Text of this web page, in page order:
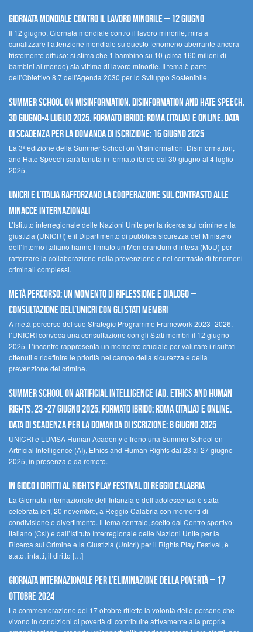
Giornata mondiale contro il lavoro minorile – 12 giugno
Il 12 giugno, Giornata mondiale contro il lavoro minorile, mira a
canalizzare l’attenzione mondiale su questo fenomeno aberrante ancora
tristemente diffuso: si stima che 1 bambino su 10 (circa 160 milioni di
bambini al mondo) sia vittima di lavoro minorile. Il tema è parte
dell’Obiettivo 8.7 dell’Agenda 2030 per lo Sviluppo Sostenibile.
Summer School on Misinformation, Disinformation and Hate Speech,
30 giugno-4 luglio 2025. Formato ibrido: Roma (Italia) e online. Data
di scadenza per la domanda di iscrizione: 16 giugno 2025
La 3ª edizione della Summer School on Misinformation, Disinformation,
and Hate Speech sarà tenuta in formato ibrido dal 30 giugno al 4 luglio
2025.
UNICRI e l’Italia rafforzano la cooperazione sul contrasto alle
minacce internazionali
L’Istituto interregionale delle Nazioni Unite per la ricerca sul crimine e la
giustizia (UNICRI) e il Dipartimento di pubblica sicurezza del Ministero
dell’Interno italiano hanno firmato un Memorandum d’intesa (MoU) per
rafforzare la collaborazione nella prevenzione e nel contrasto di fenomeni
criminali complessi.
Metà percorso: un momento di riflessione e dialogo –
Consultazione dell’UNICRI con gli Stati membri
A metà percorso del suo Strategic Programme Framework 2023–2026,
l’UNICRI convoca una consultazione con gli Stati membri il 12 giugno
2025. L’incontro rappresenta un momento cruciale per valutare i risultati
ottenuti e ridefinire le priorità nel campo della sicurezza e della
prevenzione del crimine.
Summer School on Artificial Intelligence (AI), Ethics and Human
Rights, 23 -27 giugno 2025, Formato Ibrido: Roma (Italia) e online.
Data di scadenza per la domanda di iscrizione: 8 giugno 2025
UNICRI e LUMSA Human Academy offrono una Summer School on
Artificial Intelligence (AI), Ethics and Human Rights dal 23 al 27 giugno
2025, in presenza e da remoto.
In gioco i diritti al Rights Play Festival di Reggio Calabria
La Giornata internazionale dell’Infanzia e dell’adolescenza è stata
celebrata ieri, 20 novembre, a Reggio Calabria con momenti di
condivisione e divertimento. Il tema centrale, scelto dal Centro sportivo
italiano (Csi) e dall’Istituto Interregionale delle Nazioni Unite per la
Ricerca sul Crimine e la Giustizia (Unicri) per il Rights Play Festival, è
stato, infatti, il diritto […]
Giornata internazionale per l’eliminazione della povertà – 17
ottobre 2024
La commemorazione del 17 ottobre riflette la volontà delle persone che
vivono in condizioni di povertà di contribuire attivamente alla propria